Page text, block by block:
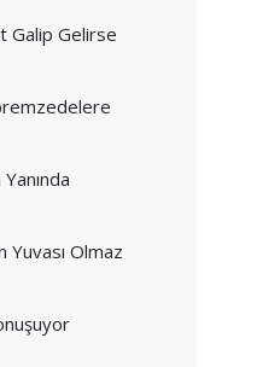
Galip Gelirse
Yuvası Olmaz